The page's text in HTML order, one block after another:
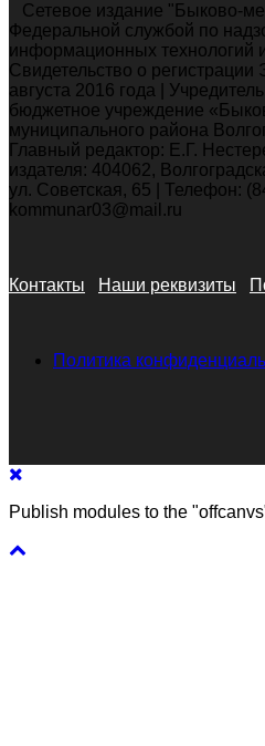
Сетевое издание "Быково-
Федеральной службой по
информационных технологий
Свидетельство о
августа 2016 года |
бюджетное учреждение
муниципального района
Главный редактор: Е.Г.
издателя: 404062,
ул. Советская, 65 | Телефон:
kommunar03@mail.ru
Контакты Наши реквизиты
Политика
Publish modules to the